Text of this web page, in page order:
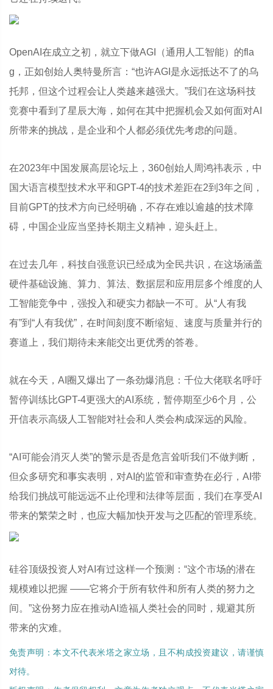
OpenAI在成立之初，就立下做AGI（通用人工智能）的fla
g，正如创始人奥特曼所言：“也许AGI是永远抵达不了的乌
托邦，但这个过程会让人类越来越强大。”我们在这场科技
竞赛中看到了星辰大海，如何在其中把握机会又如何面对AI
所带来的挑战，是企业和个人都必须优先考虑的问题。
在2023年中国发展高层论坛上，360创始人周鸿祎表示，中
国大语言模型技术水平和GPT-4的技术差距在2到3年之间，
目前GPT的技术方向已经明确，不存在难以逾越的技术障
碍，中国企业应当坚持长期主义精神，迎头赶上。
在过去几年，科技自强意识已经成为全民共识，在这场涵盖
硬件基础设施、算力、算法、数据层和应用层多个维度的人
工智能竞争中，强投入和硬实力都缺一不可。从“人有我
有”到“人有我优”，在时间刻度不断缩短、速度与质量并行的
赛道上，我们期待未来能交出更优秀的答卷。
就在今天，AI圈又爆出了一条劲爆消息：千位大佬联名呼吁
暂停训练比GPT-4更强大的AI系统，暂停期至少6个月，公
开信表示高级人工智能对社会和人类会构成深远的风险。
“AI可能会消灭人类”的警示是否是危言耸听我们不做判断，
但众多研究和事实表明，对AI的监管和审查势在必行，AI带
给我们挑战可能远远不止伦理和法律等层面，我们在享受AI
带来的繁荣之时，也应大幅加快开发与之匹配的管理系统。
硅谷顶级投资人对AI有过这样一个预测：“这个市场的潜在
规模难以把握 ——它将介于所有软件和所有人类的努力之
间。”这份努力应在推动AI造福人类社会的同时，规避其所
带来的灾难。
免责声明：本文不代表米塔之家立场，且不构成投资建议，请谨慎
对待。